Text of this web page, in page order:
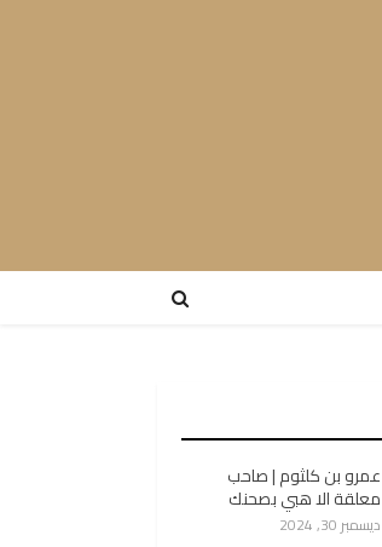
عمرو بن كلثوم | صاحب
معلقة الا هبي بصحنك
ديسمبر 30, 2024